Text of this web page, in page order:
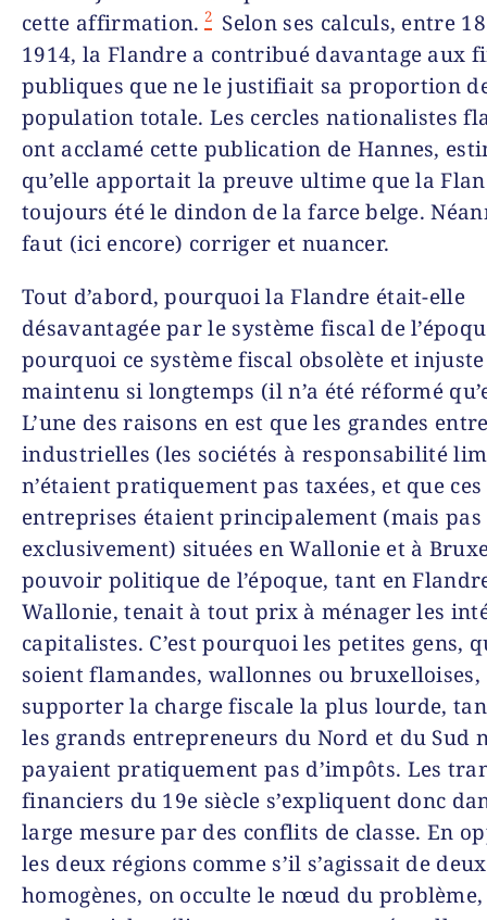
cette affirmation. 2 Selon ses calculs, entre
1914, la Flandre a contribué davantage aux
publiques que ne le justifiait sa proportion
population totale. Les cercles nationalistes
ont acclamé cette publication de Hannes,
qu’elle apportait la preuve ultime que la
toujours été le dindon de la farce belge.
faut (ici encore) corriger et nuancer.
Tout d’abord, pourquoi la Flandre était-elle
désavantagée par le système fiscal de
pourquoi ce système fiscal obsolète et
maintenu si longtemps (il n’a été réformé
L’une des raisons en est que les grandes
industrielles (les sociétés à responsabilité
n’étaient pratiquement pas taxées, et que ces
entreprises étaient principalement (mais pas
exclusivement) situées en Wallonie et à
pouvoir politique de l’époque, tant en
Wallonie, tenait à tout prix à ménager les
capitalistes. C’est pourquoi les petites gens,
soient flamandes, wallonnes ou
supporter la charge fiscale la plus lourde,
les grands entrepreneurs du Nord et du Sud
payaient pratiquement pas d’impôts. Les
financiers du 19e siècle s’expliquent donc
large mesure par des conflits de classe. En
les deux régions comme s’il s’agissait de
homogènes, on occulte le nœud du